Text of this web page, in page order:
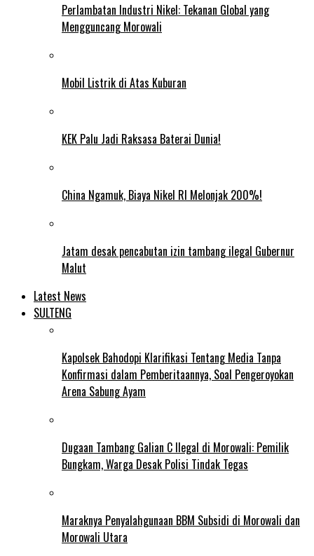
Perlambatan Industri Nikel: Tekanan Global yang
Mengguncang Morowali
Mobil Listrik di Atas Kuburan
KEK Palu Jadi Raksasa Baterai Dunia!
China Ngamuk, Biaya Nikel RI Melonjak 200%!
Jatam desak pencabutan izin tambang ilegal Gubernur
Malut
Latest News
SULTENG
Kapolsek Bahodopi Klarifikasi Tentang Media Tanpa
Konfirmasi dalam Pemberitaannya, Soal Pengeroyokan
Arena Sabung Ayam
Dugaan Tambang Galian C Ilegal di Morowali: Pemilik
Bungkam, Warga Desak Polisi Tindak Tegas
Maraknya Penyalahgunaan BBM Subsidi di Morowali dan
Morowali Utara